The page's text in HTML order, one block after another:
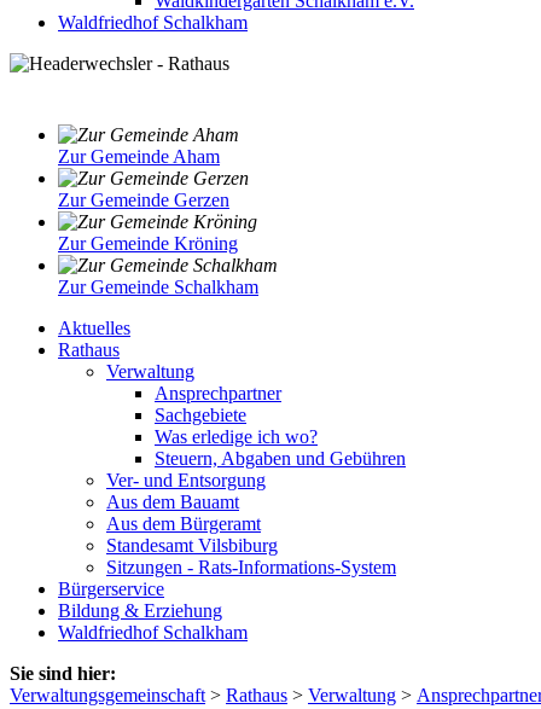
Waldfriedhof Schalkham
Zur Gemeinde Aham
Zur Gemeinde Gerzen
Zur Gemeinde Kröning
Zur Gemeinde Schalkham
Aktuelles
Rathaus
Verwaltung
Ansprechpartner
Sachgebiete
Was erledige ich wo?
Steuern, Abgaben und Gebühren
Ver- und Entsorgung
Aus dem Bauamt
Aus dem Bürgeramt
Standesamt Vilsbiburg
Sitzungen - Rats-Informations-System
Bürgerservice
Bildung & Erziehung
Waldfriedhof Schalkham
Sie sind hier:
Verwaltungsgemeinschaft > Rathaus > Verwaltung >